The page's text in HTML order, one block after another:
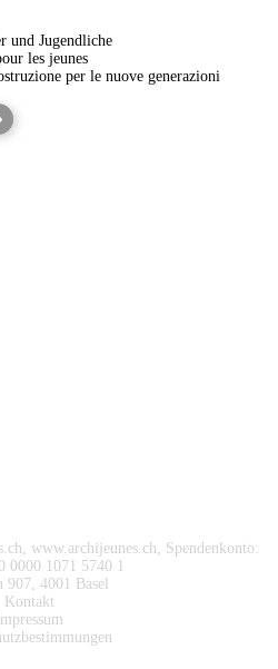
und Jugendliche
les jeunes
per le nuove generazioni
, www.archijeunes.ch, Spendenkonto:
0000 1071 5740 1
907, 4001 Basel
Kontakt
Impressum